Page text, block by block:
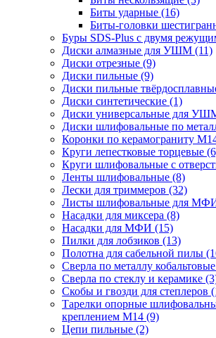
Биты ударные (16)
Биты-головки
Буры SDS-Plus c двумя
Диски алмазные для УШМ (11)
Диски отрезные (9)
Диски пильные (9)
Диски пильные
Диски синтетические (1)
Диски универсальные для
Диски шлифовальные по
Коронки по керамограниту
Круги лепестковые торцевые
Круги шлифовальные с
Ленты шлифовальные (8)
Лески для триммеров (32)
Листы шлифовальные для
Насадки для миксера (8)
Насадки для МФИ (15)
Пилки для лобзиков (13)
Полотна для сабельной пилы
Сверла по металлу кобальтовые
Сверла по стеклу и керамике
Скобы и гвозди для степлеров
Тарелки опорные
креплением М14 (9)
Цепи пильные (2)